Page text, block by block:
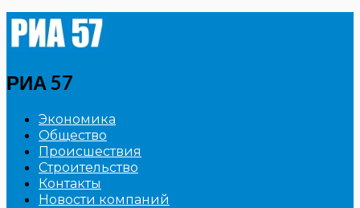
РИА 57
Экономика
Общество
Происшествия
Строительство
Контакты
Новости компаний